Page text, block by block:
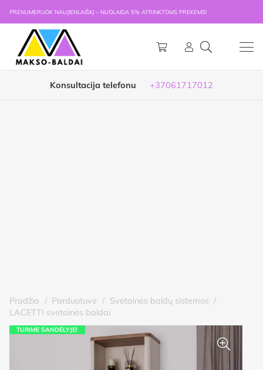
PRENUMERUOK NAUJIENLAIŠKĮ – NUOLAIDA 5% ATRINKTOMS PREKĖMS!
Konsultacija telefonu +37061717012
Pradžia / Parduotuvė / Svetainės baldų sistemos /
LACETTI svetainės baldai
TURIME SANDĖLYJE!